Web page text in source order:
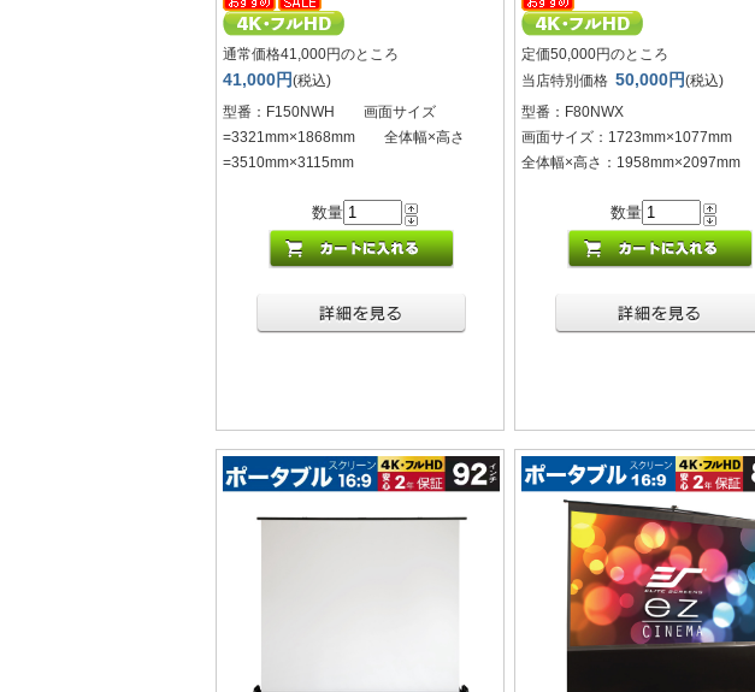
通常価格41,000円のところ
41,000円(税込)
型番：F150NWH 画面サイズ
=3321mm×1868mm 全体幅×高さ
=3510mm×3115mm
数量
定価50,000円のところ
当店特別価格 50,000円(税込)
型番：F80NWX
画面サイズ：1723mm×1077mm
全体幅×高さ：1958mm×2097mm
数量